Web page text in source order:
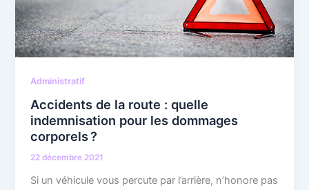
Administratif
Accidents de la route : quelle
indemnisation pour les dommages
corporels ?
22 décembre 2021
Si un véhicule vous percute par l’arrière, n’honore pas